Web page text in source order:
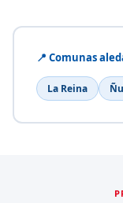
📍 Comunas
La Reina